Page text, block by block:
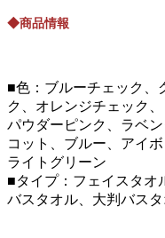
◆商品情報
■色：ブルーチェック、
ク、オレンジチェック
パウダーピンク、ラベ
コット、ブルー、アイ
ライトグリーン
■タイプ：フェイスタオ
バスタオル、大判バス